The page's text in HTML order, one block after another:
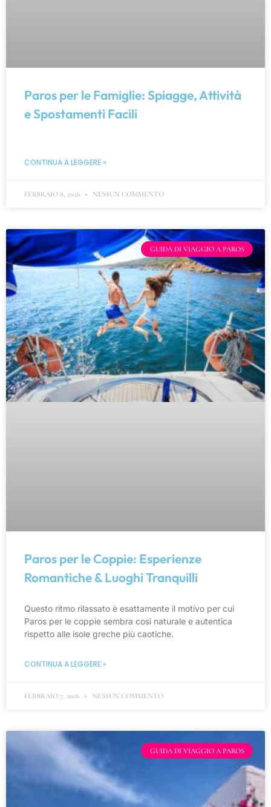
Paros per le Famiglie: Spiagge, Attività
e Spostamenti Facili
CONTINUA A LEGGERE »
FEBBRAIO 8, 2026 NESSUN COMMENTO
GUIDA DI VIAGGIO A PAROS
Paros per le Coppie: Esperienze
Romantiche & Luoghi Tranquilli
Questo ritmo rilassato è esattamente il motivo per cui
Paros per le coppie sembra così naturale e autentica
rispetto alle isole greche più caotiche.
CONTINUA A LEGGERE »
FEBBRAIO 7, 2026 NESSUN COMMENTO
GUIDA DI VIAGGIO A PAROS